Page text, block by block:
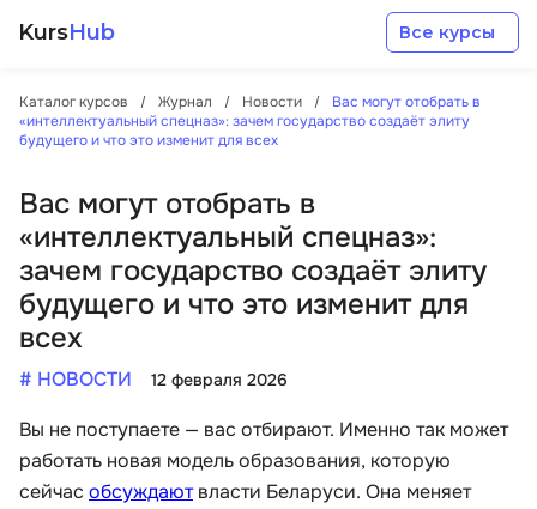
KursHub Все курсы
Каталог курсов Журнал Новости
Вас могут отобрать в
«интеллектуальный спецназ»: зачем государство создаёт элиту
будущего и что это изменит для всех
Вас могут отобрать в
«интеллектуальный спецназ»:
зачем государство создаёт элиту
будущего и что это изменит для
всех
# НОВОСТИ 12 февраля 2026
Вы не поступаете — вас отбирают. Именно так может
работать новая модель образования, которую
сейчас обсуждаютвласти Беларуси. Она меняет
Разработка
Маркетинг
Дизайн
Аналитика